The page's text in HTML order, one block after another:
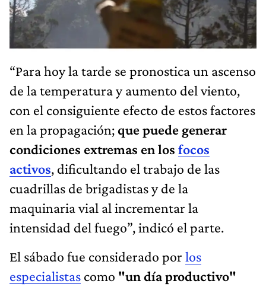
“Para hoy la tarde se pronostica un ascenso
de la temperatura y aumento del viento,
con el consiguiente efecto de estos factores
en la propagación; que puede generar
condiciones extremas en los focos
activos, dificultando el trabajo de las
cuadrillas de brigadistas y de la
maquinaria vial al incrementar la
intensidad del fuego”, indicó el parte.
El sábado fue considerado por los
especialistas como "un día productivo"